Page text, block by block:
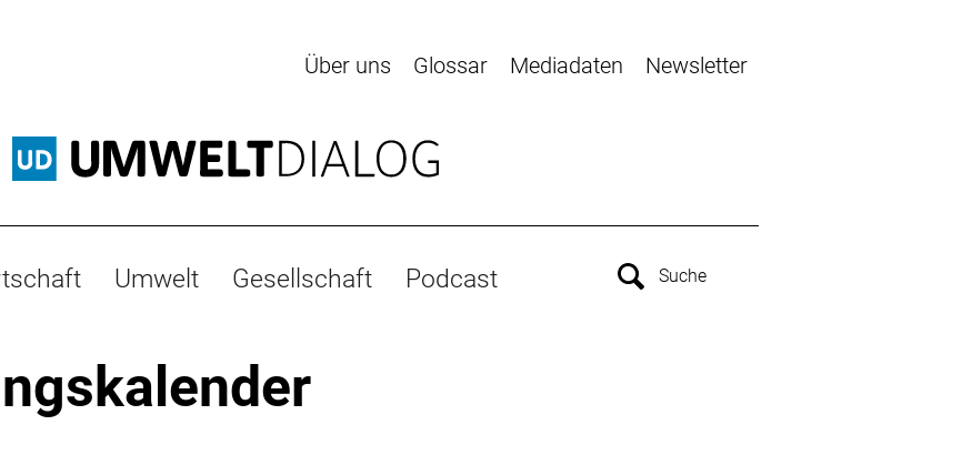
Über uns Glossar Mediadaten Newsletter
Umwelt Gesellschaft Podcast